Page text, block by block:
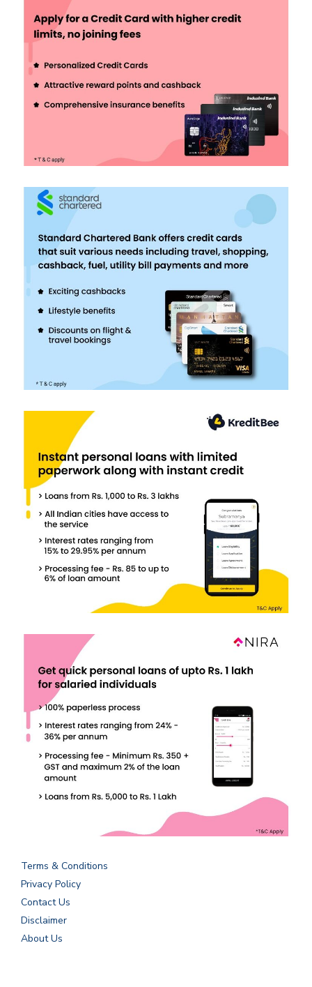
Terms & Conditions
Privacy Policy
Contact Us
Disclaimer
About Us